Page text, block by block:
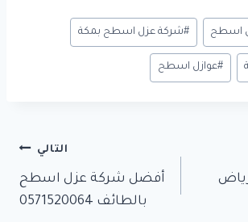
er
es
e
dI
n
d
di
t
bl
r
S
o
o
اسطح #شركة عزل اسطح بمكة
#عوازل اسطح
التالي
أفضل شركة عزل اسطح
بالطائف 0571520064